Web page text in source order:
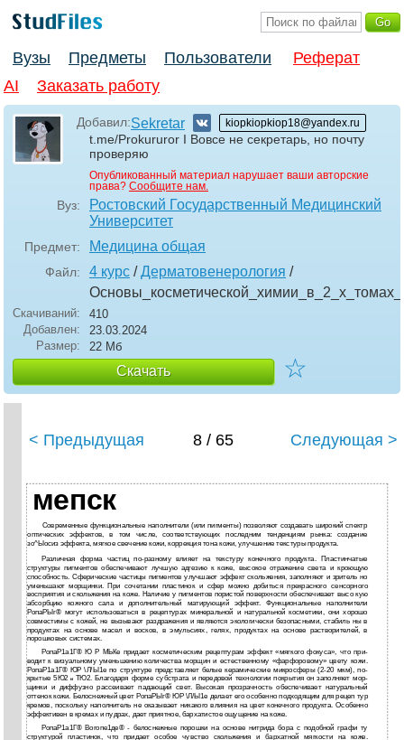
Вузы Предметы Пользователи
Реферат
AI
Заказать работу
Добавил:Sekretar kiopkiopkiop18@yandex.ru
t.me/Prokururor I Вовсе не секретарь, но почту
проверяю
Опубликованный материал нарушает ваши авторские
права? Сообщите нам.
Вуз:
Ростовский Государственный Медицинский
Университет
Предмет: Медицина общая
Файл: 4 курс /Дерматовенерология /
Скачиваний:
410
Добавлен:
23.03.2024
Размер:
22 Мб
Скачать ☆
< Предыдущая 8 / 65 Следующая >
мепск
Современные функциональные наполнители (или пигменты) позволяют создавать широкий спектр
оптических эффектов, в том числе, соответствующих последним тенденциям рынка: создание
зо^Ыосиз эффекта, мягкое свечение кожи, коррекция тона кожи, улучшение текстуры продукта.
Различная форма частиц по-разному влияет на текстуру конечного продукта. Пластинчатые
структуры пигментов обеспечивают лучшую адгезию к коже, высокое отражение света и кроющую
способность. Сферические частицы пигментов улучшают эффект скольжения, заполняют и зритель­ но
уменьшают морщинки. При сочетании пластинок и сфер можно добиться прекрасного сенсорного
восприятия и скольжения на коже. Наличие у пигментов пористой поверхности обеспечивает высо­ кую
абсорбцию кожного сала и дополнительный матирующий эффект. Функциональные наполнители
РопаРЫг® могут использоваться в рецептурах минеральной и натуральной косметики, они хорошо
совместимы с кожей, не вызывают раздражения и являются экологически безопасными, стабиль­ ны в
продуктах на основе масел и восков, в эмульсиях, гелях, продуктах на основе растворителей, в
порошковых системах.
РопаР1а1Г® Ю Р МЬКе придает косметическим рецептурам эффект «мягкого фокуса», что при­
водит к визуальному уменьшению количества морщин и естественному «фарфоровому» цвету кожи.
РопаР1а1Г® ЮР \Л/Ы1е по структуре представляет белые керамические микросферы (2-20 мкм), по­
крытые 5Ю2и
ТЮ2. Благодаря форме субстрата и передовой технологии покрытия он заполняет мор­
щинки и диффузно рассеивает падающий свет. Высокая прозрачность обеспечивает натуральный
оттенок кожи. Белоснежный цвет РопаРЫг® ЮР \Л/Ы1е делает его особенно подходящим для рецеп­ тур
кремов, поскольку наполнитель не оказывает никакого влияния на цвет конечного продукта. Особенно
эффективен в кремах и пудрах, дает приятное, бархатистое ощущение на коже.
РопаР1а1Г® Вогопе1де® - белоснежные порошки на основе нитрида бора с подобной графи­ ту
структурой пластинок, что придает особое чувство скольжения и бархатной мягкости на коже.